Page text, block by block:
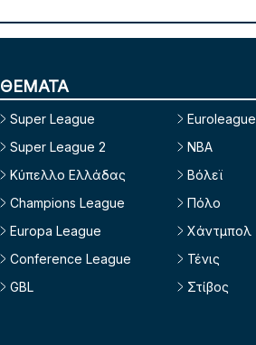
ΘΕΜΑΤΑ
Super League
Super League 2
Κύπελλο Ελλάδας
Champions League
Europa League
Conference League
GBL
Euroleague
NBA
Βόλεϊ
Πόλο
Χάντμπολ
Τένις
Στίβος